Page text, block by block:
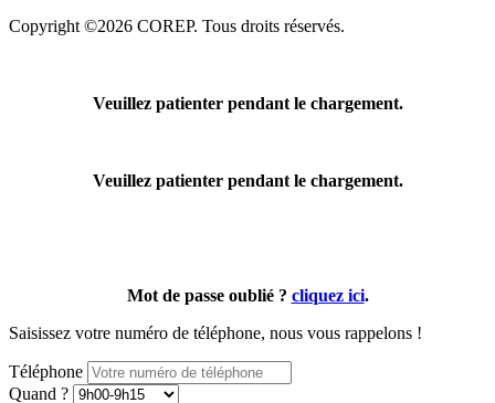
Copyright ©2026 COREP. Tous droits réservés.
Veuillez patienter pendant le chargement.
Veuillez patienter pendant le chargement.
Mot de passe oublié ? cliquez ici.
Saisissez votre numéro de téléphone, nous vous rappelons !
Téléphone
Quand ?